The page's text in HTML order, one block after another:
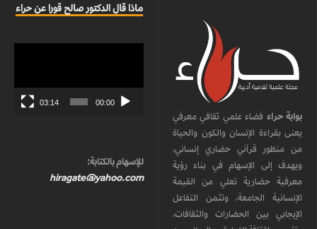
بوابة حراء فضاء علمي ثقافي معرفي
يعنى بقراءة الإنسان والكون والحياة
من منظور قرآني حضاري إنساني،
ويهدف إلى الإسهام في بناء رؤية
معرفية حضارية تعلي من القيمة
الإنسانية الجامعة، وتثمن التفاعل
الإيجابي بين الحضارات والثقافات،
ماذا قال الدكتور صالح قورا عن حراء
00:00
03:14
للإسهام بالكتابة:
hiragate@yahoo.com